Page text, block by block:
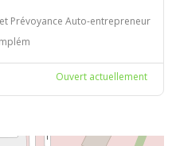
Prévoyance Auto-entrepreneur
Ouvert actuellement